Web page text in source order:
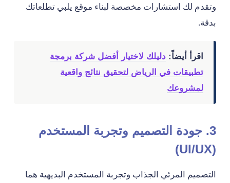
وتقدم لك استشارات مخصصة لبناء موقع يلبي تطلعاتك
بدقة.
اقرأ أيضاً: دليلك لاختيار أفضل شركة برمجة
تطبيقات في الرياض لتحقيق نتائج واقعية
لمشروعك
3. جودة التصميم وتجربة المستخدم
(UI/UX)
التصميم المرئي الجذاب وتجربة المستخدم البديهية هما